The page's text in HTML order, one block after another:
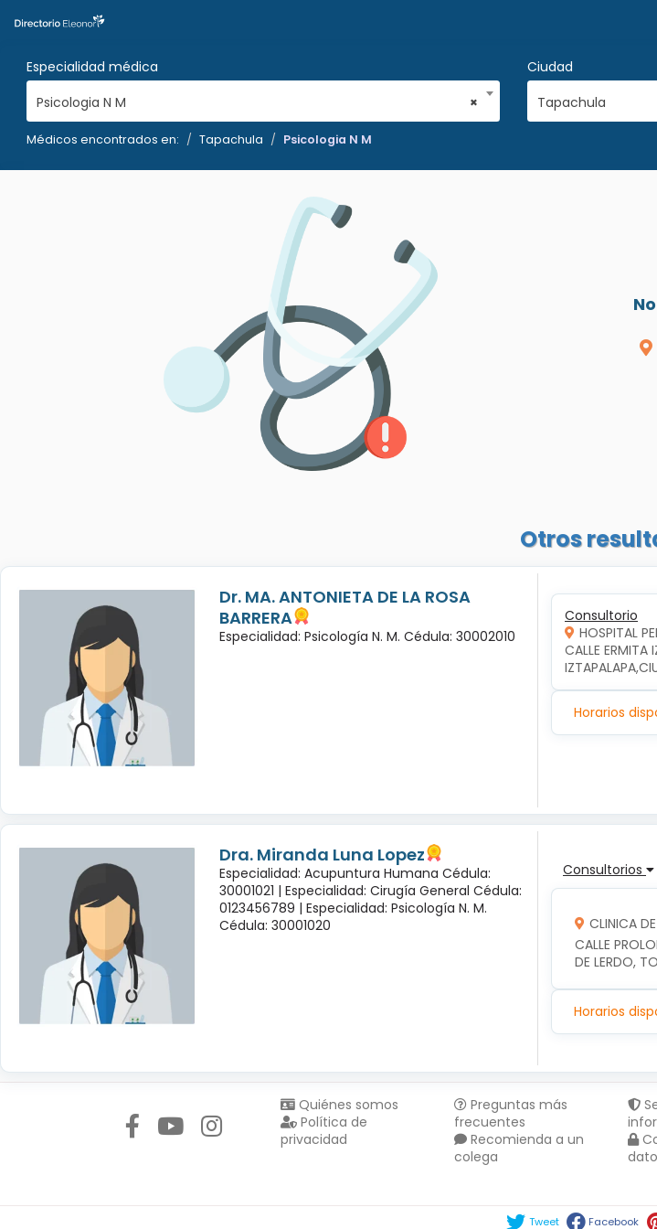
Especialidad médica
×
Psicologia N M
Ciudad
Tapachula
Médicos encontrados en: Tapachula Psicologia N M
Otros
Dr. MA. ANTONIETA DE LA ROSA
BARRERA
Especialidad: Psicología N. M. Cédula: 30002010
Consultorio
HOSPITAL
CALLE
Horarios
Dra. Miranda Luna Lopez
Especialidad: Acupuntura Humana Cédula:
30001021 | Especialidad: Cirugía General Cédula:
0123456789 | Especialidad: Psicología N. M.
Cédula: 30001020
Consultorios
CLINICA
CALLE
DE LERDO,
Horarios
Quiénes somos
Política de
privacidad
Preguntas más
frecuentes
Recomienda a un
colega
Tweet Facebook